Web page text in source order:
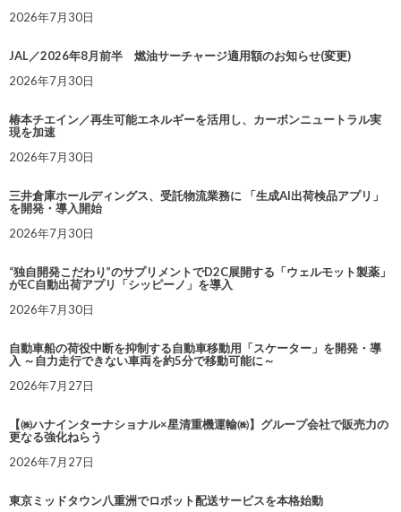
2026年7月30日
JAL／2026年8月前半 燃油サーチャージ適用額のお知らせ(変更)
2026年7月30日
椿本チエイン／再生可能エネルギーを活用し、カーボンニュートラル実
現を加速
2026年7月30日
三井倉庫ホールディングス、受託物流業務に 「生成AI出荷検品アプリ」
を開発・導入開始
2026年7月30日
“独自開発こだわり”のサプリメントでD2C展開する「ウェルモット製薬」
がEC自動出荷アプリ「シッピーノ」を導入
2026年7月30日
自動車船の荷役中断を抑制する自動車移動用「スケーター」を開発・導
入 ～自力走行できない車両を約5分で移動可能に～
2026年7月27日
【㈱ハナインターナショナル×星清重機運輸㈱】グループ会社で販売力の
更なる強化ねらう
2026年7月27日
東京ミッドタウン八重洲でロボット配送サービスを本格始動